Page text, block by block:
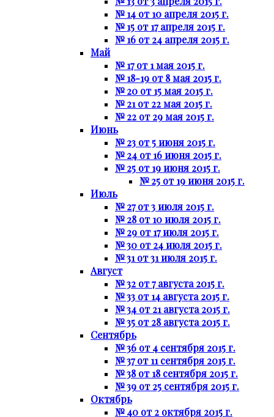
№ 14 от 10 апреля 2015 г.
№ 15 от 17 апреля 2015 г.
№ 16 от 24 апреля 2015 г.
Май
№ 17 от 1 мая 2015 г.
№ 18-19 от 8 мая 2015 г.
№ 20 от 15 мая 2015 г.
№ 21 от 22 мая 2015 г.
№ 22 от 29 мая 2015 г.
Июнь
№ 23 от 5 июня 2015 г.
№ 24 от 16 июня 2015 г.
№ 25 от 19 июня 2015 г.
№ 25 от 19 июня 2015 г.
Июль
№ 27 от 3 июля 2015 г.
№ 28 от 10 июля 2015 г.
№ 29 от 17 июля 2015 г.
№ 30 от 24 июля 2015 г.
№ 31 от 31 июля 2015 г.
Август
№ 32 от 7 августа 2015 г.
№ 33 от 14 августа 2015 г.
№ 34 от 21 августа 2015 г.
№ 35 от 28 августа 2015 г.
Сентябрь
№ 36 от 4 сентября 2015 г.
№ 37 от 11 сентября 2015 г.
№ 38 от 18 сентября 2015 г.
№ 39 от 25 сентября 2015 г.
Октябрь
№ 40 от 2 октября 2015 г.